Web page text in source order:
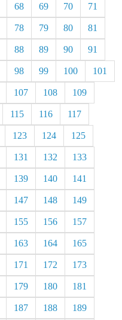
68 69 70 71
78 79 80 81
88 89 90 91
98 99 100 101
107 108 109
115 116 117
123 124 125
131 132 133
139 140 141
147 148 149
155 156 157
163 164 165
171 172 173
179 180 181
187 188 189